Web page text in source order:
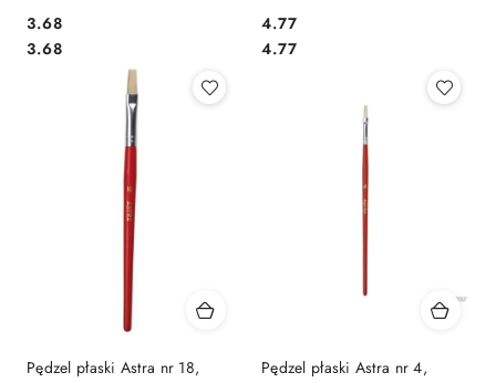
Cena:
3.68
Cena:
3.68
Cena:
4.77
Cena:
4.77
Pędzel płaski Astra nr 18,
Pędzel płaski Astra nr 4,